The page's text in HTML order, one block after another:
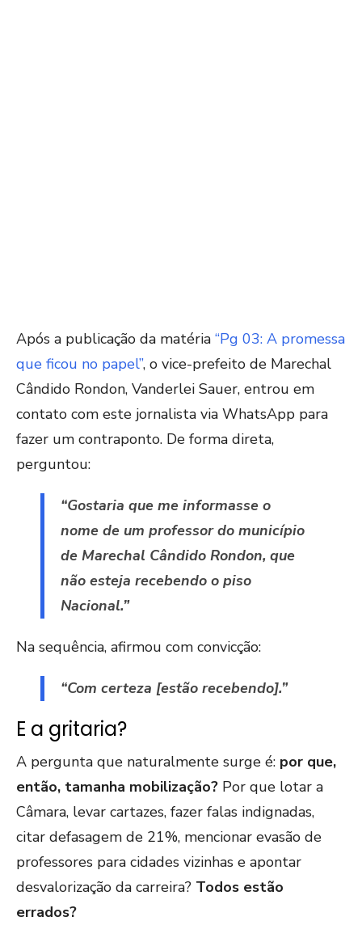
Após a publicação da matéria “Pg 03: A promessa
que ficou no papel”, o vice-prefeito de Marechal
Cândido Rondon, Vanderlei Sauer, entrou em
contato com este jornalista via WhatsApp para
fazer um contraponto. De forma direta,
perguntou:
“Gostaria que me informasse o
nome de um professor do município
de Marechal Cândido Rondon, que
não esteja recebendo o piso
Nacional.”
Na sequência, afirmou com convicção:
“Com certeza [estão recebendo].”
E a gritaria?
A pergunta que naturalmente surge é: por que,
então, tamanha mobilização? Por que lotar a
Câmara, levar cartazes, fazer falas indignadas,
citar defasagem de 21%, mencionar evasão de
professores para cidades vizinhas e apontar
desvalorização da carreira? Todos estão
errados?